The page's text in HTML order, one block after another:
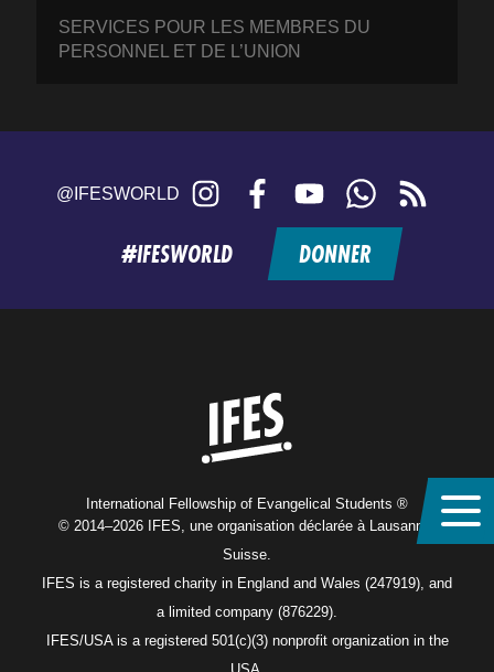
SERVICES POUR LES MEMBRES DU
PERSONNEL ET DE L’UNION
@IFESWORLD Instagram FacebookYouTubeWhatsApp
feed
#IFESWORLD DONNER
International Fellowship of Evangelical Students ®
© 2014–2026 IFES, une organisation déclarée à Lausanne,
Suisse.
IFES is a registered charity in England and Wales (247919), and
a limited company (876229).
IFES/USA is a registered 501(c)(3) nonprofit organization in the